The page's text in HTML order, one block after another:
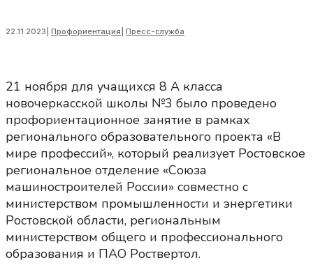
22.11.2023 Профориентация Пресс-служба
21 ноября для учащихся 8 А класса
новочеркасской школы №3 было проведено
профориентационное занятие в рамках
регионального образовательного проекта «В
мире профессий», который реализует Ростовское
региональное отделение «Союза
машиностроителей России» совместно с
министерством промышленности и энергетики
Ростовской области, региональным
министерством общего и профессионального
образования и ПАО Роствертол.